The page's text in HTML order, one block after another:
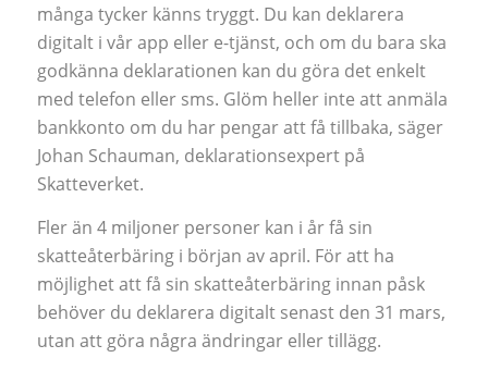
många tycker känns tryggt. Du kan deklarera
digitalt i vår app eller e-tjänst, och om du bara ska
godkänna deklarationen kan du göra det enkelt
med telefon eller sms. Glöm heller inte att anmäla
bankkonto om du har pengar att få tillbaka, säger
Johan Schauman, deklarationsexpert på
Skatteverket.
Fler än 4 miljoner personer kan i år få sin
skatteåterbäring i början av april. För att ha
möjlighet att få sin skatteåterbäring innan påsk
behöver du deklarera digitalt senast den 31 mars,
utan att göra några ändringar eller tillägg.